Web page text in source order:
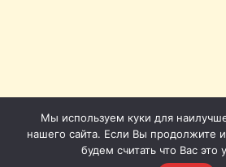
Мы используем куки для
нашего сайта. Если Вы продолжите
будем считать что Вас это